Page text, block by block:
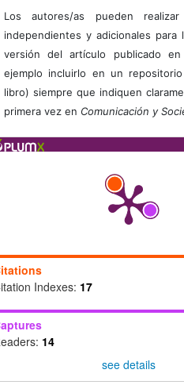
Los autores/as pueden
independientes y adicionales
versión del artículo publicado en
ejemplo incluirlo en un
libro) siempre que indiquen
primera vez en Comunicación y
Indexes: 17
14
see details